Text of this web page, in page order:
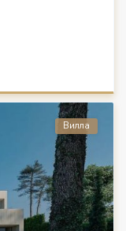
Вилла